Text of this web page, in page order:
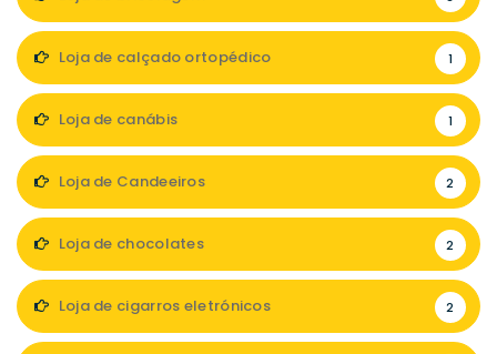
Loja de calçado ortopédico 1
Loja de canábis 1
Loja de Candeeiros 2
Loja de chocolates 2
Loja de cigarros eletrónicos 2